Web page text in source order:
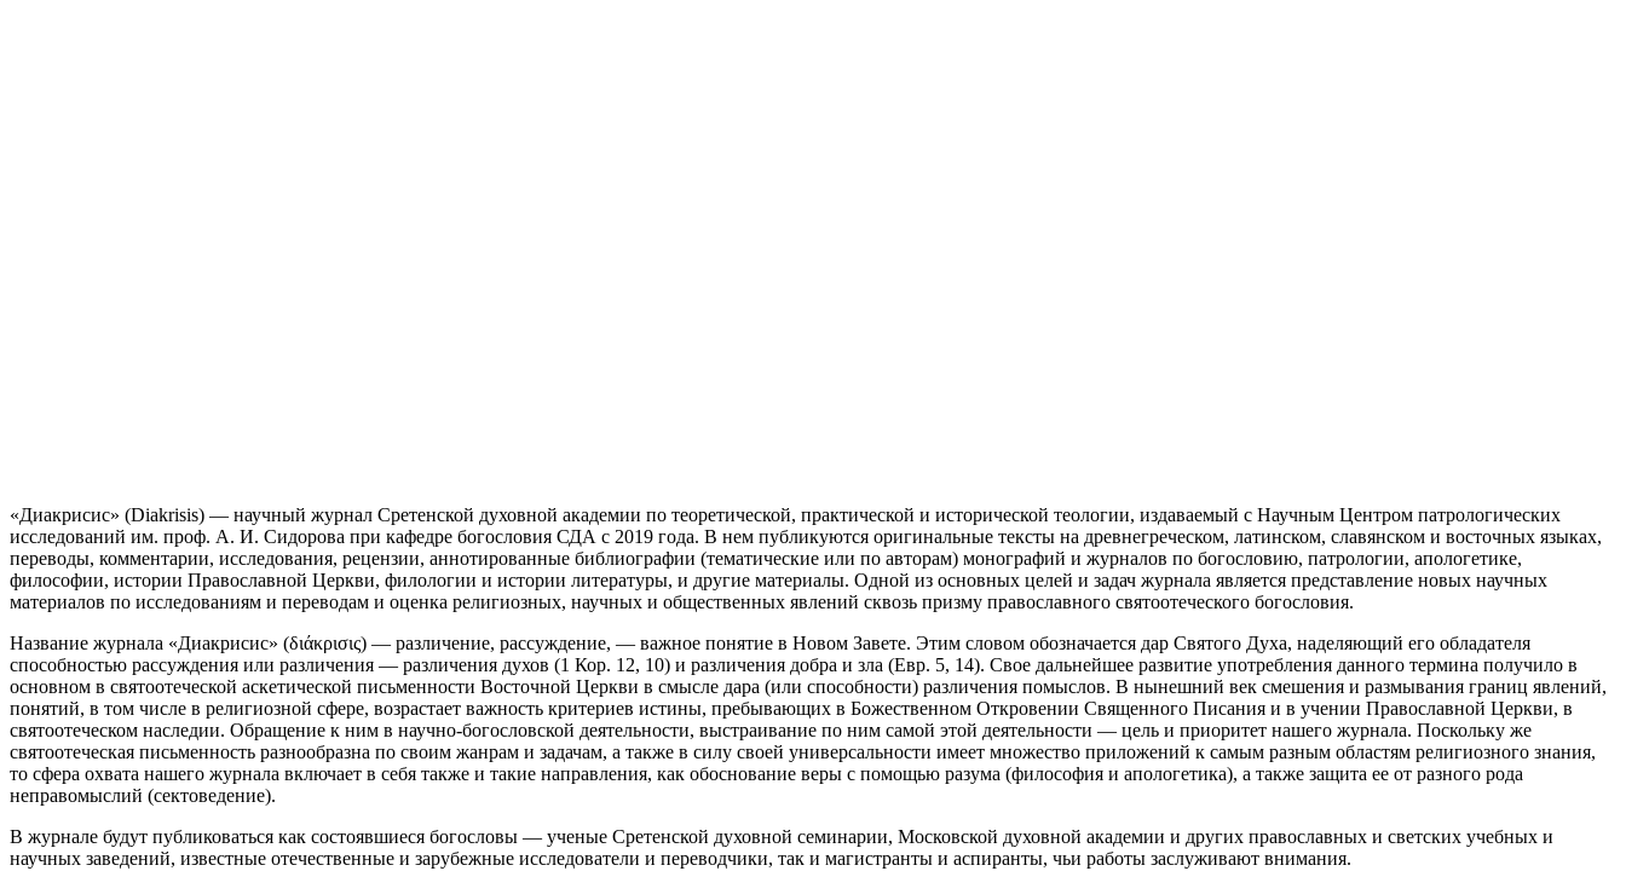
«Диакрисис» (Diakrisis) — научный журнал Сретенской духовной академии по теоретической, практической и исторической теологии, издаваемый с Научным Центром патрологических
исследований им. проф. А. И. Сидорова при кафедре богословия СДА с 2019 года. В нем публикуются оригинальные тексты на древнегреческом, латинском, славянском и восточных языках,
переводы, комментарии, исследования, рецензии, аннотированные библиографии (тематические или по авторам) монографий и журналов по богословию, патрологии, апологетике,
философии, истории Православной Церкви, филологии и истории литературы, и другие материалы. Одной из основных целей и задач журнала является представление новых научных
материалов по исследованиям и переводам и оценка религиозных, научных и общественных явлений сквозь призму православного святоотеческого богословия.
Название журнала «Диакрисис» (διάκρισις) — различение, рассуждение, — важное понятие в Новом Завете. Этим словом обозначается дар Святого Духа, наделяющий его обладателя
способностью рассуждения или различения — различения духов (1 Кор. 12, 10) и различения добра и зла (Евр. 5, 14). Свое дальнейшее развитие употребления данного термина получило в
основном в святоотеческой аскетической письменности Восточной Церкви в смысле дара (или способности) различения помыслов. В нынешний век смешения и размывания границ явлений,
понятий, в том числе в религиозной сфере, возрастает важность критериев истины, пребывающих в Божественном Откровении Священного Писания и в учении Православной Церкви, в
святоотеческом наследии. Обращение к ним в научно-богословской деятельности, выстраивание по ним самой этой деятельности — цель и приоритет нашего журнала. Поскольку же
святоотеческая письменность разнообразна по своим жанрам и задачам, а также в силу своей универсальности имеет множество приложений к самым разным областям религиозного знания,
то сфера охвата нашего журнала включает в себя также и такие направления, как обоснование веры с помощью разума (философия и апологетика), а также защита ее от разного рода
неправомыслий (сектоведение).
В журнале будут публиковаться как состоявшиеся богословы — ученые Сретенской духовной семинарии, Московской духовной академии и других православных и светских учебных и
научных заведений, известные отечественные и зарубежные исследователи и переводчики, так и магистранты и аспиранты, чьи работы заслуживают внимания.